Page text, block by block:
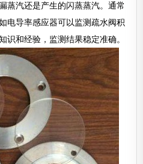
蒸汽还是产生的闪蒸蒸汽。通常
电导率感应器可以监测疏水阀积
识和经验，监测结果稳定准确。